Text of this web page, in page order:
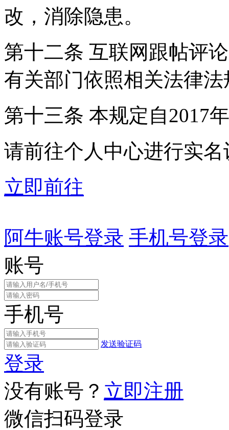
改，消除隐患。
第十二条 互联网跟帖评
有关部门依照相关法律
第十三条 本规定自2017
请前往个人中心进行实名
立即前往
阿牛账号登录 手机号登录
账号
手机号
发送验证码
登录
没有账号？ 立即注册
微信扫码登录